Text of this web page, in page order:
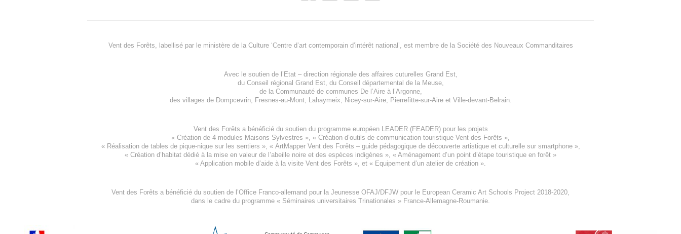
Vent des Forêts, labellisé par le ministère de la Culture ‘Centre d’art contemporain d’intérêt national’, est membre de la Société des Nouveaux Commanditaires
Avec le soutien de l’ Etat – direction régionale des affaires cuturelles Grand Est,
du Conseil régional Grand Est, du Conseil départemental de la Meuse,
de la Communauté de communes De l’Aire à l’Argonne,
des villages de Dompcevrin, Fresnes-au-Mont, Lahaymeix, Nicey-sur-Aire, Pierrefitte-sur-Aireet Ville-devant-Belrain.
Vent des Forêts a bénéficié du soutien du programme européen LEADER (FEADER)pour les projets
« Création de 4 modules Maisons Sylvestres », « Création d’outils de communication touristique Vent des Forêts »,
« Réalisation de tables de pique-nique sur les sentiers », « ArtMapper Vent des Forêts – guide pédagogique de découverte artistique et culturelle sur smartphone »,
« Création d’habitat dédié à la mise en valeur de l’abeille noire et des espèces indigènes », « Aménagement d’un point d’étape touristique en forêt »
« Application mobile d’aide à la visite Vent des Forêts », et « Equipement d’un atelier de création ».
Vent des Forêts a bénéficié du soutien de l’Office Franco-allemand pour la Jeunesse OFAJ/DFJW pour le European Ceramic Art Schools Project 2018-2020,
dans le cadre du programme « Séminaires universitaires Trinationales » France-Allemagne-Roumanie.